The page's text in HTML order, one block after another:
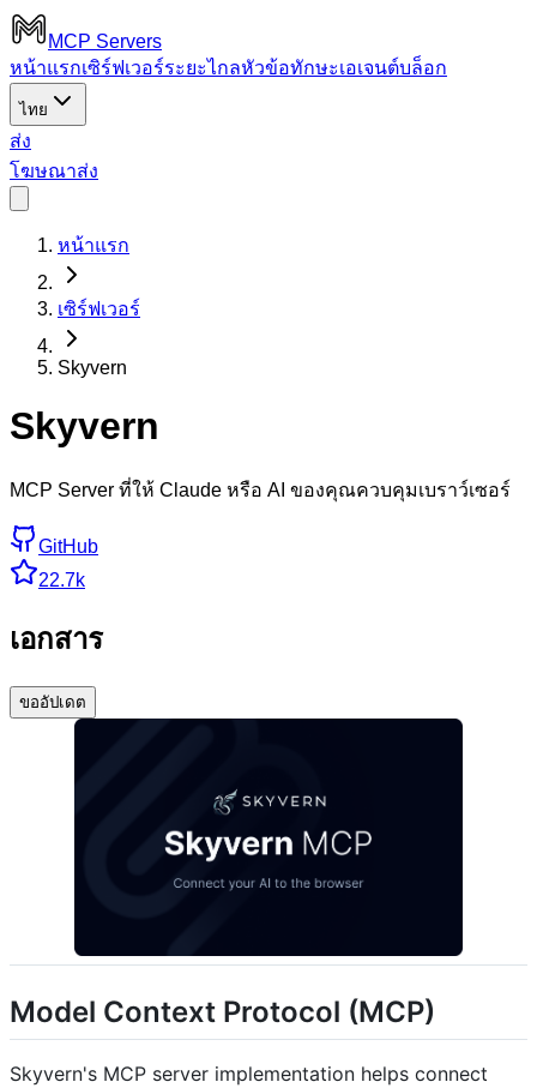
MCP Servers
หน้าแรกเซิร์ฟเวอร์ระยะไกลหัวข้อทักษะเอเจนต์บล็อก
ไทย
ส่ง
โฆษณาส่ง
หน้าแรก
เซิร์ฟเวอร์
Skyvern
Skyvern
MCP Server ที่ให้ Claude หรือ AI ของคุณควบคุมเบราว์เซอร์
GitHub
22.7k
เอกสาร
ขออัปเดต
Model Context Protocol (MCP)
Skyvern's MCP server implementation helps connect